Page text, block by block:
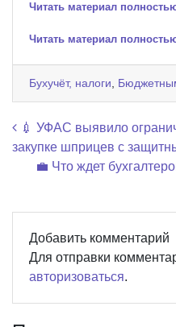
Читать материал
Читать материал
Бухучёт, налоги
Навигация по
💉 УФАС выявило
закупке шприцев с
💼 Что ждет
Добавить комментарий
Для отправки
авторизоваться.